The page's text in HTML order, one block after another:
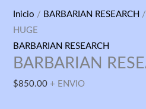
Inicio / BARBARIAN RESEARCH /
HUGE
BARBARIAN RESEARCH
BARBARIAN
$850.00 + ENVIO
BARBARIAN
RESEARCH
HUGE
cantidad